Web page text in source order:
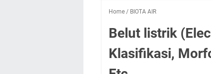
Home / BIOTA AIR
Belut listrik
Klasifikasi,